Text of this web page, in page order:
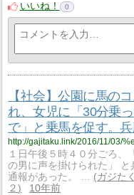
いいね！
0
【社会】公園に馬の
れ、女児に「30分乗
で」と乗馬を促す。
１日午後５時４０分ごろ、
の男に声を掛けられた」 と
通報があった。 …
ガジた
２
10年前